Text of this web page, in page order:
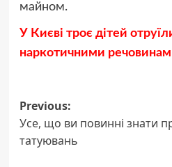
майном.
У Києві троє дітей
наркотичними
Post
navigation
Previous:
Усе, що ви повинні знати
татуювань